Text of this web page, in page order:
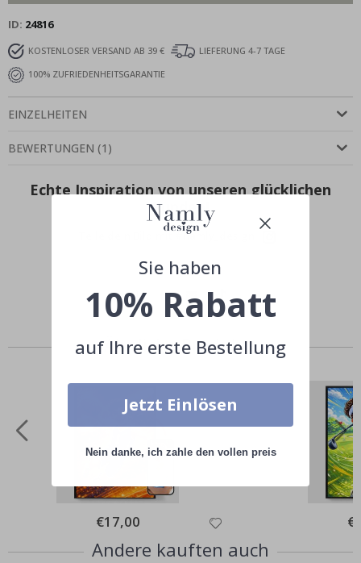
ID 24816
KOSTENLOSER VERSAND AB 39 €
LIEFERUNG 4-7 TAGE
100% ZUFRIEDENHEITSGARANTIE
EINZELHEITEN
BEWERTUNGEN (1 )
Echte Inspiration von unseren glücklichen
Kunden!
Teile dein Bild mit #namly_design
Ähnliche Produkte
Special
Price
€17,00
Andere kauften auch
Sie haben
10% Rabatt
auf Ihre erste Bestellung
Jetzt Einlösen
Nein danke, ich zahle den vollen preis